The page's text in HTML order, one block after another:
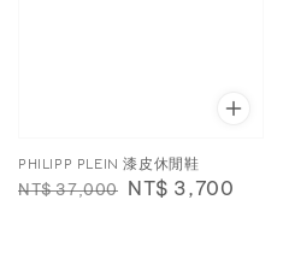
PHILIPP PLEIN 漆皮休閒鞋
Regular
NT$ 37,000 Sale
NT$ 3,700